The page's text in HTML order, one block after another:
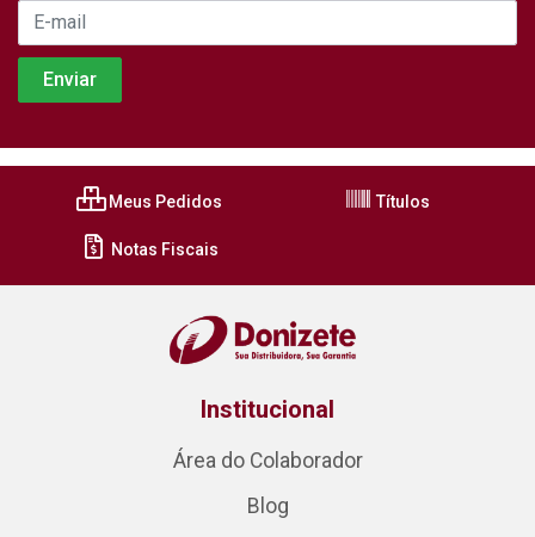
Meus Pedidos Títulos
Notas Fiscais
Institucional
Área do Colaborador
Blog